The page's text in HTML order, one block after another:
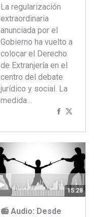
La regularización
extraordinaria
anunciada por el
Gobierno ha vuelto a
colocar el Derecho
de Extranjería en el
centro del debate
jurídico y social. La
medida…
Compartir
15:28
📻 Audio: Desde